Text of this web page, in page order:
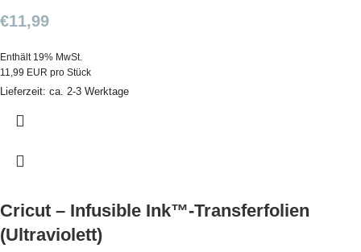
€11,99
Enthält 19% MwSt.
11,99 EUR pro Stück
Lieferzeit: ca. 2-3 Werktage
Cricut – Infusible Ink™-Transferfolien
(Ultraviolett)